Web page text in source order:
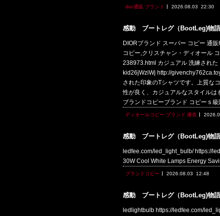
dior通販 ブランド 2026.08.03 22:30
感動 ブートレグ（BootLeg)物語
DIORブランド スーパー コピー 通
コピー,クリスチャン・ディオール
238973.html カジュアル 洗練され
kid26jWziWj http://
された印象のTシャツです。上質な
性が良く、カジュアルなスタイル
ブランドコピーブランド コピー s
ディオールコピー ブランド 優良
感動 ブートレグ（BootLeg)物語
ledfee.com/led_light_bulb/ https://
30W Cool White Lamps Energy
ブランドコピー 2026.08.03 12:48
感動 ブートレグ（BootLeg)物語
ledlightbulb https://ledfee.com/